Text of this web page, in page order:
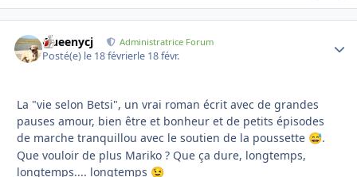
Queenycj Administratrice Forum
Posté(e) le 18 févrierle 18 févr.
La "vie selon Betsi", un vrai roman écrit avec de grandes
pauses amour, bien être et bonheur et de petits épisodes
de marche tranquillou avec le soutien de la poussette 😅.
Que vouloir de plus Mariko ? Que ça dure, longtemps,
longtemps.... longtemps 😉